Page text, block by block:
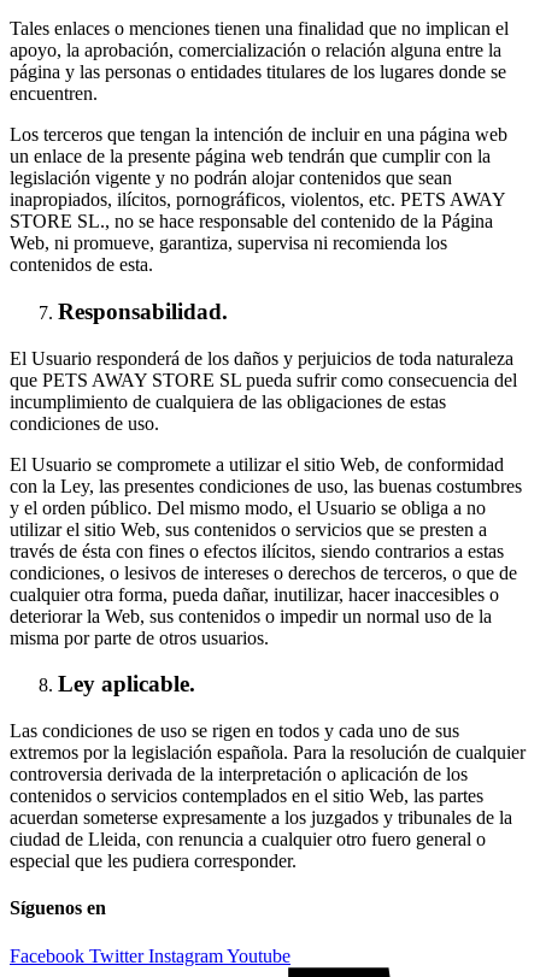
Tales enlaces o menciones tienen una finalidad que no implican el
apoyo, la aprobación, comercialización o relación alguna entre la
página y las personas o entidades titulares de los lugares donde se
encuentren.
Los terceros que tengan la intención de incluir en una página web
un enlace de la presente página web tendrán que cumplir con la
legislación vigente y no podrán alojar contenidos que sean
inapropiados, ilícitos, pornográficos, violentos, etc. PETS AWAY
STORE SL., no se hace responsable del contenido de la Página
Web, ni promueve, garantiza, supervisa ni recomienda los
contenidos de esta.
Responsabilidad.
El Usuario responderá de los daños y perjuicios de toda naturaleza
que PETS AWAY STORE SL pueda sufrir como consecuencia del
incumplimiento de cualquiera de las obligaciones de estas
condiciones de uso.
El Usuario se compromete a utilizar el sitio Web, de conformidad
con la Ley, las presentes condiciones de uso, las buenas costumbres
y el orden público. Del mismo modo, el Usuario se obliga a no
utilizar el sitio Web, sus contenidos o servicios que se presten a
través de ésta con fines o efectos ilícitos, siendo contrarios a estas
condiciones, o lesivos de intereses o derechos de terceros, o que de
cualquier otra forma, pueda dañar, inutilizar, hacer inaccesibles o
deteriorar la Web, sus contenidos o impedir un normal uso de la
misma por parte de otros usuarios.
Ley aplicable.
Las condiciones de uso se rigen en todos y cada uno de sus
extremos por la legislación española. Para la resolución de cualquier
controversia derivada de la interpretación o aplicación de los
contenidos o servicios contemplados en el sitio Web, las partes
acuerdan someterse expresamente a los juzgados y tribunales de la
ciudad de Lleida, con renuncia a cualquier otro fuero general o
especial que les pudiera corresponder.
Síguenos en
Facebook Twitter InstagramYoutube